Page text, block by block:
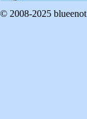
© 2008-2025 blueenot